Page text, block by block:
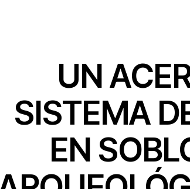
UN
SISTEMA
EN